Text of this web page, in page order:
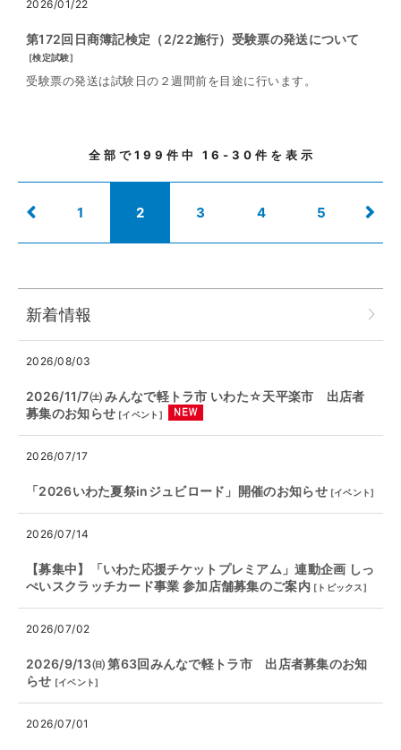
2026/01/22
第172回日商簿記検定（2/22施行）受験票の発送について
[検定試験]
受験票の発送は試験日の２週間前を目途に行います。
全部で199 件中16-30 件を表示
1 2 3 4 5
新着情報
2026/08/03
2026/11/7㈯ みんなで軽トラ市 いわた☆天平楽市 出店者
募集のお知らせ [イベント ]
2026/07/17
「2026いわた夏祭inジュビロード」開催のお知らせ [イベント]
2026/07/14
【募集中】「いわた応援チケットプレミアム」連動企画 しっ
ぺいスクラッチカード事業 参加店舗募集のご案内 [ トピックス]
2026/07/02
2026/9/13㈰ 第63回みんなで軽トラ市 出店者募集のお知
らせ [イベント]
2026/07/01